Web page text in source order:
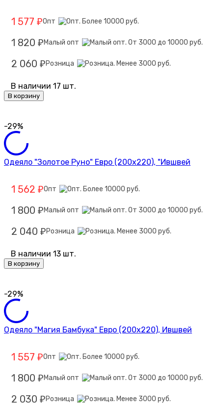
1 577 ₽Опт
1 820 ₽ Малый опт
2 060 ₽ Розница
В наличии 17 шт.
В корзину
-29%
Одеяло "Золотое Руно" Евро (200х220), "Ившвей
1 562 ₽Опт
1 800 ₽ Малый опт
2 040 ₽ Розница
В наличии 13 шт.
В корзину
-29%
Одеяло "Магия Бамбука" Евро (200х220), Ившвей
1 557 ₽Опт
1 800 ₽ Малый опт
2 030 ₽ Розница